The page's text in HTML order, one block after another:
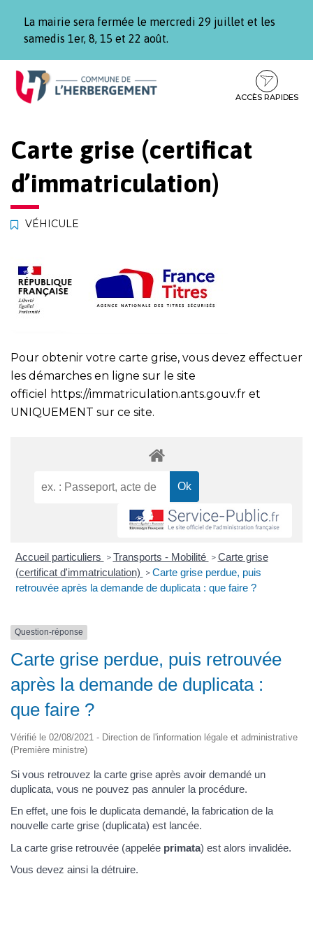
La mairie sera fermée le mercredi 29 juillet et les
samedis 1er, 8, 15 et 22 août.
Aller
Aller
contenu
Aller
pied
ACCÈS RAPIDES
Carte grise (certificat
d’immatriculation)
VÉHICULE
Pour obtenir votre carte grise, vous devez effectuer
les démarches en ligne sur le site
officiel
https://immatriculation.ants.gouv.fr et
UNIQUEMENT sur ce site.
Accueil particuliers > Transports - Mobilité > Carte grise
(certificat d'immatriculation) > Carte grise perdue, puis
retrouvée après la demande de duplicata : que faire ?
Question-réponse
Carte grise perdue, puis retrouvée
après la demande de duplicata :
que faire ?
Vérifié le 02/08/2021 - Direction de l'information légale et administrative
(Première ministre)
Si vous retrouvez la carte grise après avoir demandé un
duplicata, vous ne pouvez pas annuler la procédure.
En effet, une fois le duplicata demandé, la fabrication de la
nouvelle carte grise (duplicata) est lancée.
La carte grise retrouvée (appelée primata) est alors invalidée.
Vous devez ainsi la détruire.